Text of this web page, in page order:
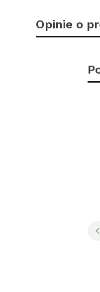
Opinie o